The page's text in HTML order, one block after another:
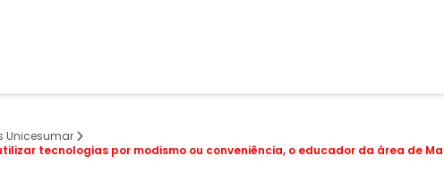
Unicesumar
tecnologias por modismo ou conveniência, o educador da área de